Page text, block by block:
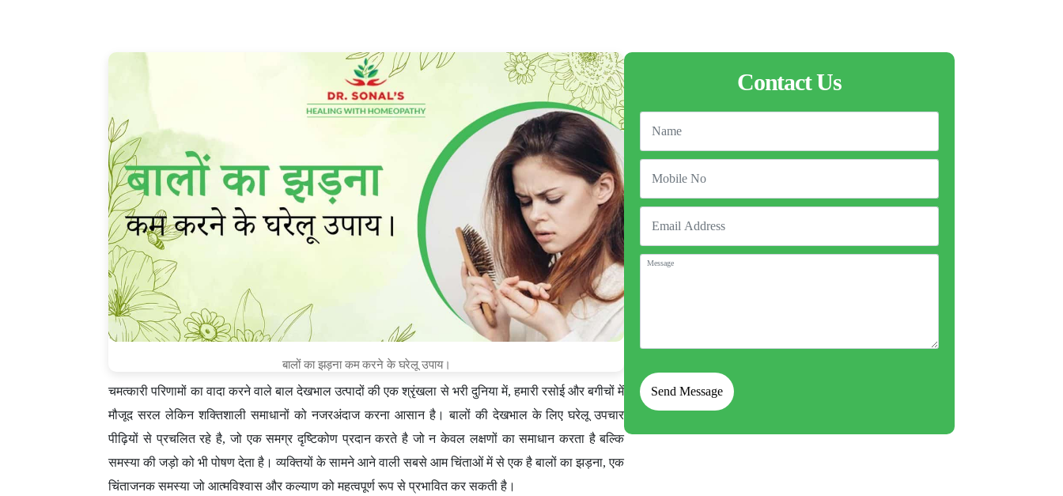
बालों का झड़ना कम करने के घरेलू उपाय।
चमत्कारी परिणामों का वादा करने वाले बाल देखभाल उत्पादों की एक श्रृंखला से भरी दुनिया में, हमारी रसोई और बगीचों में
मौजूद सरल लेकिन शक्तिशाली समाधानों को नजरअंदाज करना आसान है। बालों की देखभाल के लिए घरेलू उपचार
पीढ़ियों से प्रचलित रहे है, जो एक समग्र दृष्टिकोण प्रदान करते है जो न केवल लक्षणों का समाधान करता है बल्कि
समस्या की जड़ो को भी पोषण देता है। व्यक्तियों के सामने आने वाली सबसे आम चिंताओं में से एक है बालों का झड़ना, एक
चिंताजनक समस्या जो आत्मविश्वास और कल्याण को महत्वपूर्ण रूप से प्रभावित कर सकती है।
Contact Us